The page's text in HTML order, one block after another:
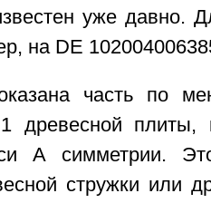
уже давно.
на DE
часть по
древесной плиты,
А симметрии.
стружки или